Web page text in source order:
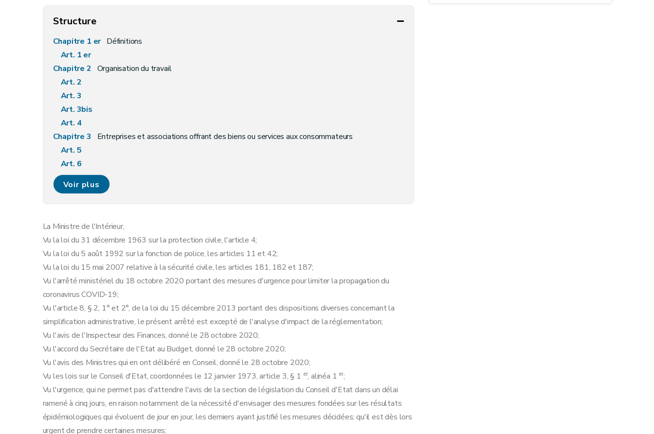
Structure
Chapitre 1 er Définitions
Art. 1 er
Chapitre 2 Organisation du travail
Art. 2
Art. 3
Art. 3bis
Art. 4
Chapitre 3
Entreprises et associations offrant des biens ou services aux consommateurs
Art. 5
Art. 6
Art. 7
Art. 7bis
Art. 10
Art. 11
Chapitre 4 Marchés et organisation de l'espace public aux alentours des rues commerçantes et centre commerciaux
Art. 12
Art. 13
Chapitre 5
Déplacements et rassemblements
Art. 14
Art. 15
Art. 15bis
Art. 16
Art. 17
Art. 18
Art. 18bis
Chapitre 6 Transports publics
Art. 19
Voir plus
La Ministre de l'Intérieur,
Vu la loi du 31 décembre 1963 sur la protection civile, l'article 4;
Vu la loi du 5 août 1992 sur la fonction de police, les articles 11 et 42;
Vu la loi du 15 mai 2007 relative à la sécurité civile, les articles 181, 182 et 187;
Vu l'arrêté ministériel du 18 octobre 2020 portant des mesures d'urgence pour limiter la propagation du
coronavirus COVID-19;
Vu l'article 8, § 2, 1° et 2°, de la loi du 15 décembre 2013 portant des dispositions diverses concernant la
simplification administrative, le présent arrêté est excepté de l'analyse d'impact de la réglementation;
Vu l'avis de l'Inspecteur des Finances, donné le 28 octobre 2020;
Vu l'accord du Secrétaire de l'Etat au Budget, donné le 28 octobre 2020;
Vu l'avis des Ministres qui en ont délibéré en Conseil, donné le 28 octobre 2020;
Vu les lois sur le Conseil d'Etat, coordonnées le 12 janvier 1973, article 3, § 1 er, alinéa 1 er;
Vu l'urgence, qui ne permet pas d'attendre l'avis de la section de législation du Conseil d'Etat dans un délai
ramené à cinq jours, en raison notamment de la nécessité d'envisager des mesures fondées sur les résultats
épidémiologiques qui évoluent de jour en jour, les derniers ayant justifié les mesures décidées; qu'il est dès lors
urgent de prendre certaines mesures;